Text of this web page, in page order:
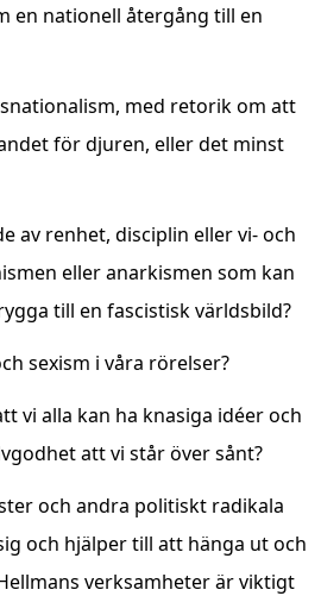
en nationell återgång till en
med retorik om att
för djuren, eller det minst
av renhet, disciplin eller vi- och
eller anarkismen som kan
till en fascistisk världsbild?
sexism i våra rörelser?
vi alla kan ha knasiga idéer och
att vi står över sånt?
och andra politiskt radikala
och hjälper till att hänga ut och
verksamheter är viktigt